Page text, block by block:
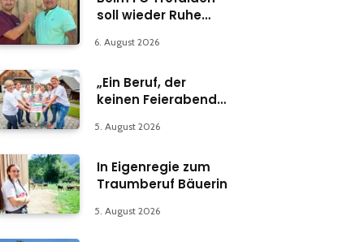
soll wieder Ruhe
6. August 2026
„Ein Beruf, der
keinen Feierabend
5. August 2026
In Eigenregie zum
Traumberuf Bäuerin
5. August 2026